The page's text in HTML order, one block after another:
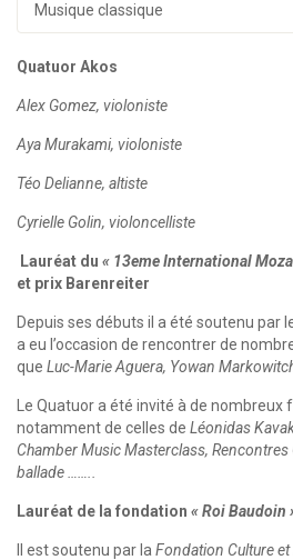
Musique classique
Quatuor Akos
Alex Gomez, violoniste
Aya Murakami, violoniste
Téo Delianne, altiste
Cyrielle Golin, violoncelliste
Lauréat du « 13eme International
et prix Barenreiter
Depuis ses débuts il a été soutenu par
a eu l’occasion de rencontrer de
que Luc-Marie Aguera, Yowan
Le Quatuor a été invité à de
notamment de celles de Léonidas
Chamber Music Masterclass,
ballade ……..
Lauréat de la fondation « Roi Baudoin
Il est soutenu par la Fondation Culture